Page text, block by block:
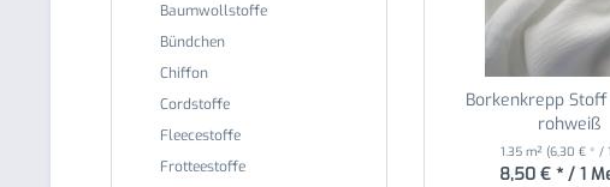
Baumwollstoffe
Bündchen
Chiffon
Cordstoffe
Fleecestoffe
Frotteestoffe
Borkenkrepp Stoff
rohweiß
1.35 m²(6,30 € * /
8,50 € * / 1